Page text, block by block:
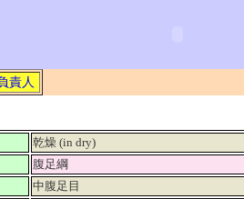
責人
乾燥 (in dry)
腹足綱
中腹足目